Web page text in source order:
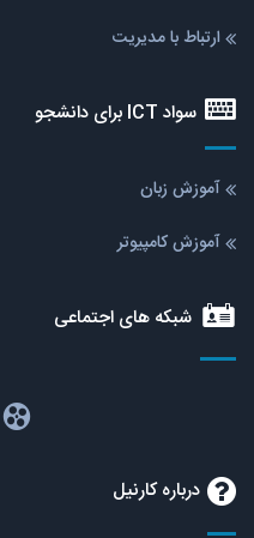
ارتباط با مدیریت
سواد ICT برای دانشجو
آموزش زبان
آموزش کامپیوتر
شبکه های اجتماعی
درباره کارنیل